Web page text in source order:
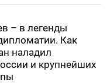
– в легенды
Как
наладил
и крупнейших